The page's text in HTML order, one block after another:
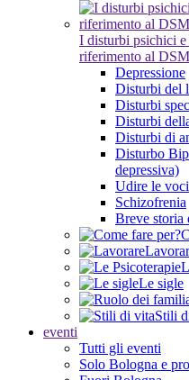
I disturbi psichici
riferimento al
Depressione
Disturbi del
Disturbi
Disturbi
Disturbi di
Disturbo
depressiva)
Udire le voci
Schizofrenia
Breve storia
Le sigle
Stili
eventi
Tutti gli eventi
Solo Bologna e